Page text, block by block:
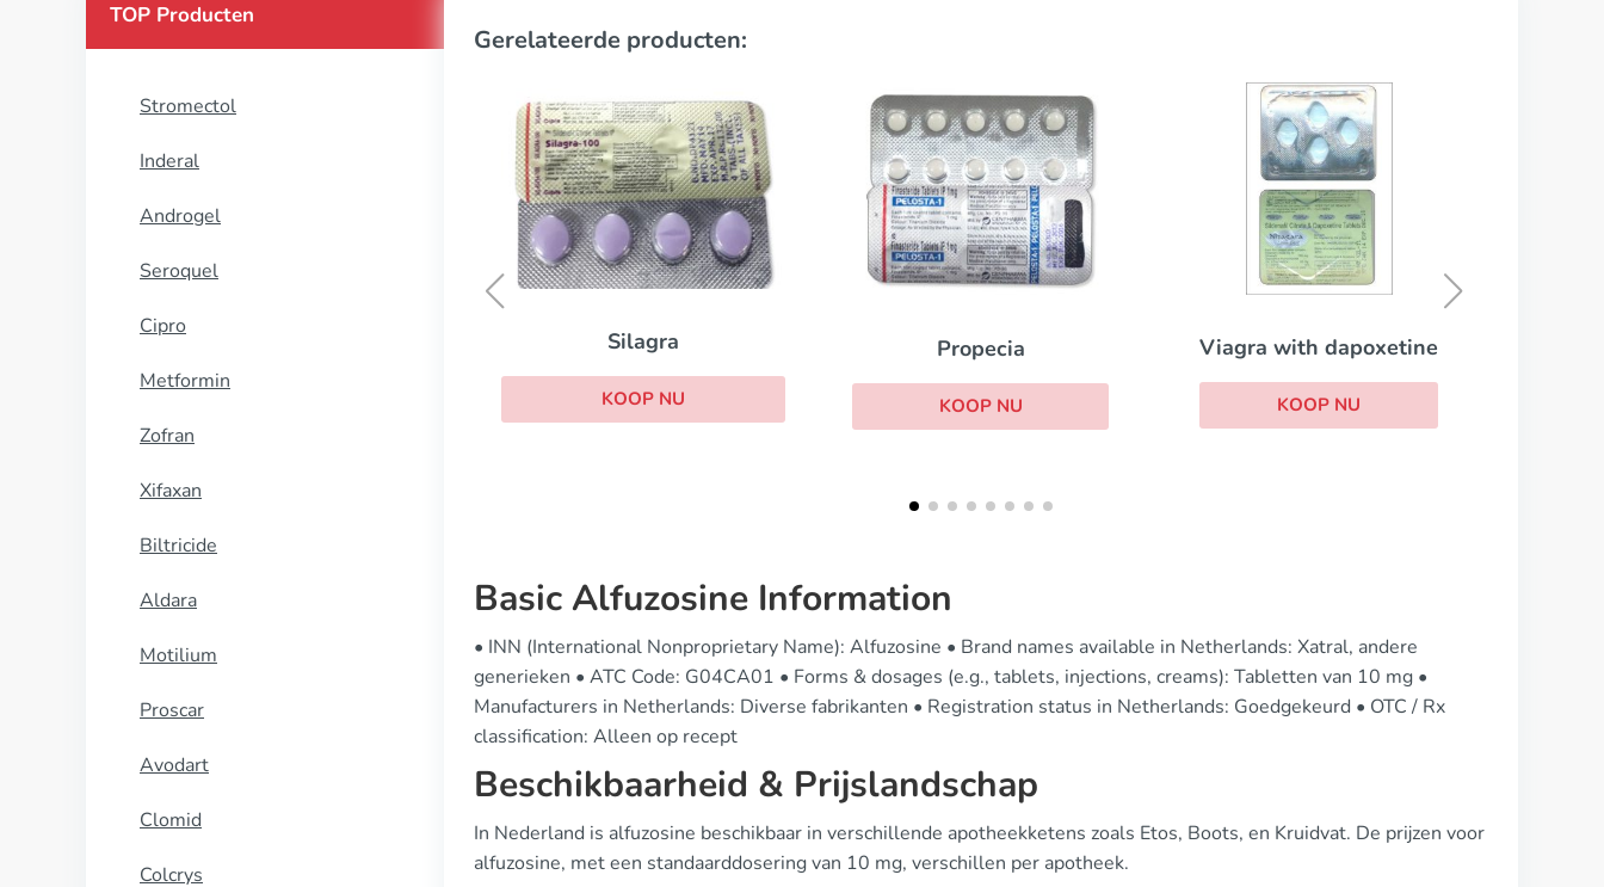
TOP Producten
Stromectol
Inderal
Androgel
Seroquel
Cipro
Metformin
Zofran
Xifaxan
Biltricide
Aldara
Motilium
Proscar
Avodart
Clomid
Colcrys
Gerelateerde producten:
Propecia
KOOP NU
Viagra with dapoxetine
KOOP NU
Cialis
KOOP NU
Basic Alfuzosine Information
• INN (International Nonproprietary Name): Alfuzosine • Brand names available in Netherlands: Xatral, andere
generieken • ATC Code: G04CA01 • Forms & dosages (e.g., tablets, injections, creams): Tabletten van 10 mg •
Manufacturers in Netherlands: Diverse fabrikanten • Registration status in Netherlands: Goedgekeurd • OTC / Rx
classification: Alleen op recept
Beschikbaarheid & Prijslandschap
In Nederland is alfuzosine beschikbaar in verschillende apotheekketens zoals Etos, Boots, en Kruidvat. De prijzen voor
alfuzosine, met een standaarddosering van 10 mg, verschillen per apotheek.